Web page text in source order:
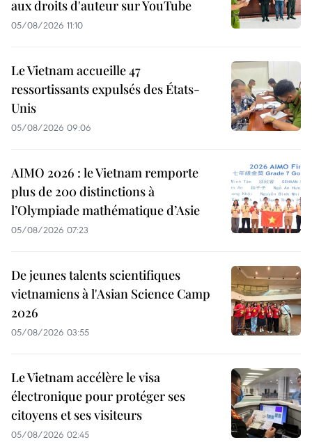
aux droits d'auteur sur YouTube
05/08/2026 11:10
Le Vietnam accueille 47
ressortissants expulsés des États-
Unis
05/08/2026 09:06
AIMO 2026 : le Vietnam remporte
plus de 200 distinctions à
l’Olympiade mathématique d’Asie
05/08/2026 07:23
De jeunes talents scientifiques
vietnamiens à l'Asian Science Camp
2026
05/08/2026 03:55
Le Vietnam accélère le visa
électronique pour protéger ses
citoyens et ses visiteurs
05/08/2026 02:45